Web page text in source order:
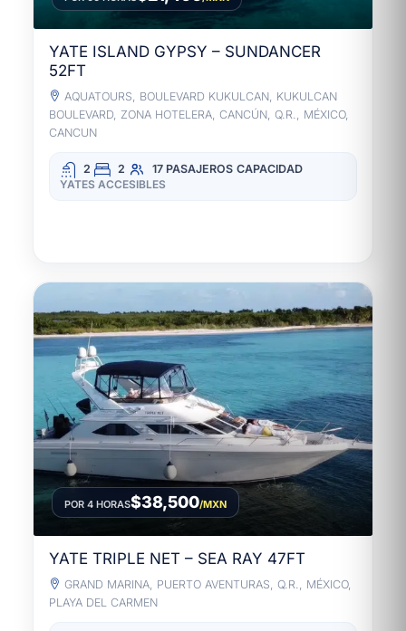
YATE ISLAND GYPSY – SUNDANCER
52FT
AQUATOURS, BOULEVARD KUKULCAN, KUKULCAN
BOULEVARD, ZONA HOTELERA, CANCÚN, Q.R., MÉXICO,
CANCUN
2 2 17 PASAJEROS CAPACIDAD
YATES ACCESIBLES
POR 4 HORAS$38,500/MXN
YATE TRIPLE NET – SEA RAY 47FT
GRAND MARINA, PUERTO AVENTURAS, Q.R., MÉXICO,
PLAYA DEL CARMEN